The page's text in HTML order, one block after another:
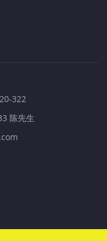
322
陈先生